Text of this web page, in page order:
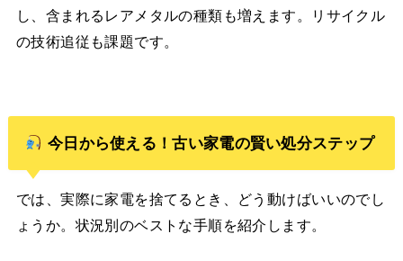
し、含まれるレアメタルの種類も増えます。リサイクル
の技術追従も課題です。
今日から使える！古い家電の賢い処分ステップ
では、実際に家電を捨てるとき、どう動けばいいのでし
ょうか。状況別のベストな手順を紹介します。